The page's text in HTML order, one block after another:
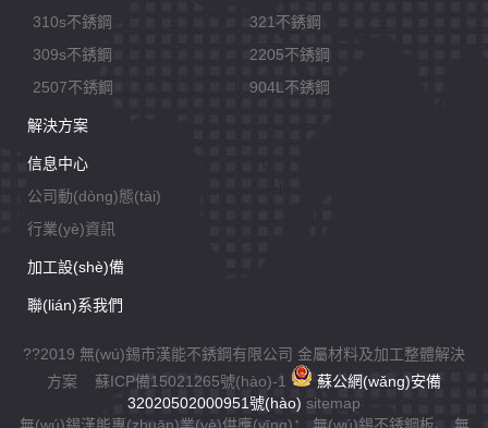
310s不銹鋼
321不銹鋼
309s不銹鋼
2205不銹鋼
2507不銹鋼
904L不銹鋼
解決方案
信息中心
公司動(dòng)態(tài)
行業(yè)資訊
加工設(shè)備
聯(lián)系我們
??2019 無(wú)錫市漢能不銹鋼有限公司 金屬材料及加工整體解決
方案 蘇ICP備15021265號(hào)-1
蘇公網(wǎng)安備
32020502000951號(hào) sitemap